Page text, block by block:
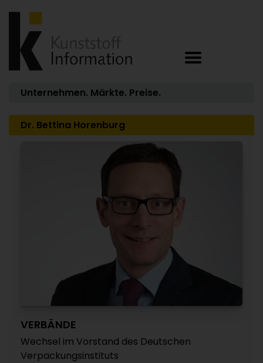
Unternehmen. Märkte. Preise.
Dr. Bettina Horenburg
VERBÄNDE
Wechsel im Vorstand des Deutschen
Verpackungsinstituts